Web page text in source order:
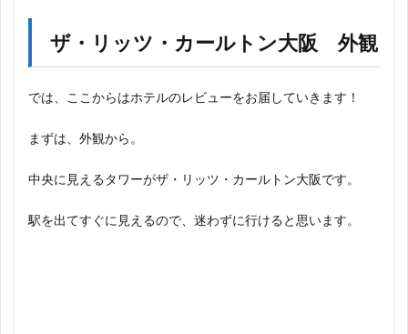
ザ・リッツ・カールトン大阪 外観
では、ここからはホテルのレビューをお届していきます！
まずは、外観から。
中央に見えるタワーがザ・リッツ・カールトン大阪です。
駅を出てすぐに見えるので、迷わずに行けると思います。